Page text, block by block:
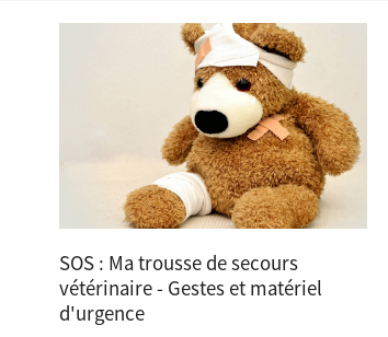
SOS : Ma trousse de secours
vétérinaire - Gestes et matériel
d'urgence